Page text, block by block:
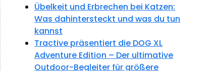
Übelkeit und Erbrechen bei Katzen:
Was dahintersteckt und was du tun
kannst
Tractive präsentiert die DOG XL
Adventure Edition – Der ultimative
Outdoor-Begleiter für größere